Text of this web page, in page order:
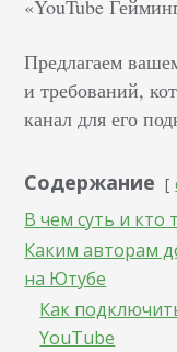
«YouTube
Предлагаем
и требований,
канал для его
Содержание
В чем суть и кто
Каким авторам
на Ютубе
Как
YouTube